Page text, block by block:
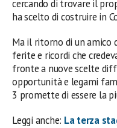
cercando di trovare il
ha scelto di costruire in
Ma il ritorno di un amico
ferite e ricordi che
fronte a nuove scelte
opportunità e legami
3 promette di essere la
Leggi anche: La terza